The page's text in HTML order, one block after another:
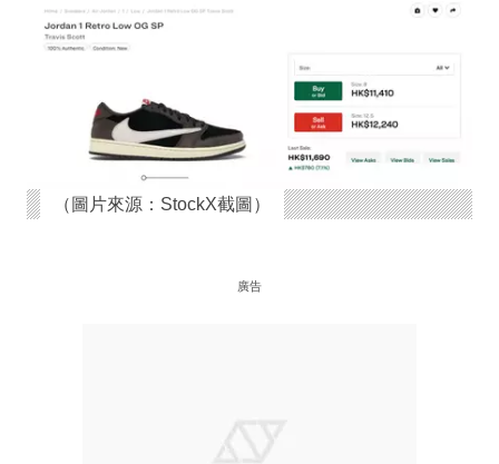
（圖片來源：StockX截圖）
廣告